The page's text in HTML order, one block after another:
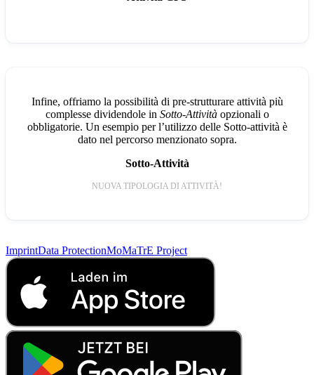
Infine, offriamo la possibilità di pre-strutturare attività più
complesse dividendole in Sotto-Attivitàopzionali o
obbligatorie. Un esempio per l’utilizzo delle Sotto-attività è
dato nel percorso menzionato sopra.
Sotto-Attività
NUOVA TIPOLOGIA DI ATTIVITÀ!
ImprintData ProtectionMoMaTrE Project